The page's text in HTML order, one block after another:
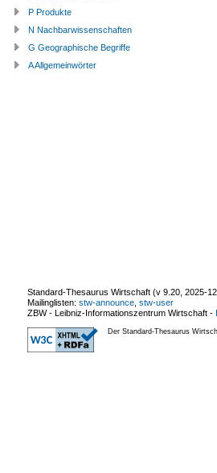
P Produkte
N Nachbarwissenschaften
G Geographische Begriffe
A Allgemeinwörter
Standard-Thesaurus Wirtschaft (v 9.20 2025-
Mailinglisten: stw-announce stw-user
ZBW - Leibniz-Informationszentrum Wirtschaft -
Der Standard-Thesaurus